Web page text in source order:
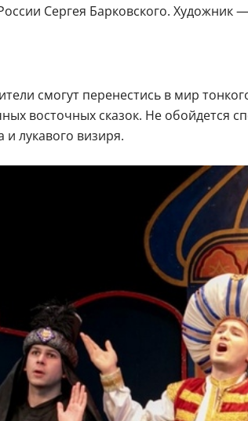
Сергея Барковского. Художник
смогут перенестись в мир
восточных сказок. Не обойдется
лукавого визиря.